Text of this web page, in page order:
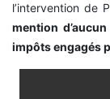
l’intervention
mention
impôts engagés